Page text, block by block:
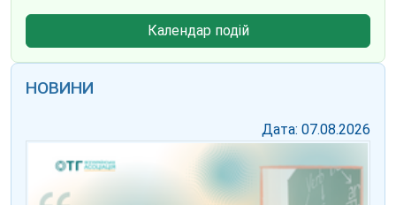
Календар подій
НОВИНИ
Дата: 07.08.2026